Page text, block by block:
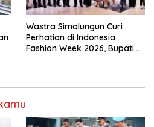
Wastra Simalungun Curi
Perhatian di Indonesia
Fashion Week 2026, Bupati